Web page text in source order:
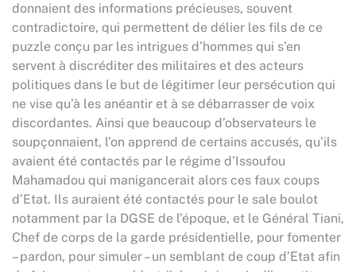
donnaient des informations précieuses, souvent
contradictoire, qui permettent de délier les fils de ce
puzzle conçu par les intrigues d’hommes qui s’en
servent à discréditer des militaires et des acteurs
politiques dans le but de légitimer leur persécution qui
ne vise qu’à les anéantir et à se débarrasser de voix
discordantes. Ainsi que beaucoup d’observateurs le
soupçonnaient, l’on apprend de certains accusés, qu’ils
avaient été contactés par le régime d’Issoufou
Mahamadou qui manigancerait alors ces faux coups
d’Etat. Ils auraient été contactés pour le sale boulot
notamment par la DGSE de l’époque, et le Général Tiani,
Chef de corps de la garde présidentielle, pour fomenter
– pardon, pour simuler – un semblant de coup d’Etat afin